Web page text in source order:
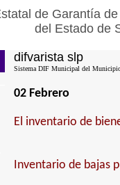
de Garantía
del Estado de
difvarista slp
Sistema DIF Municipal del
02 Febrero
El inventario de
Inventario de bajas